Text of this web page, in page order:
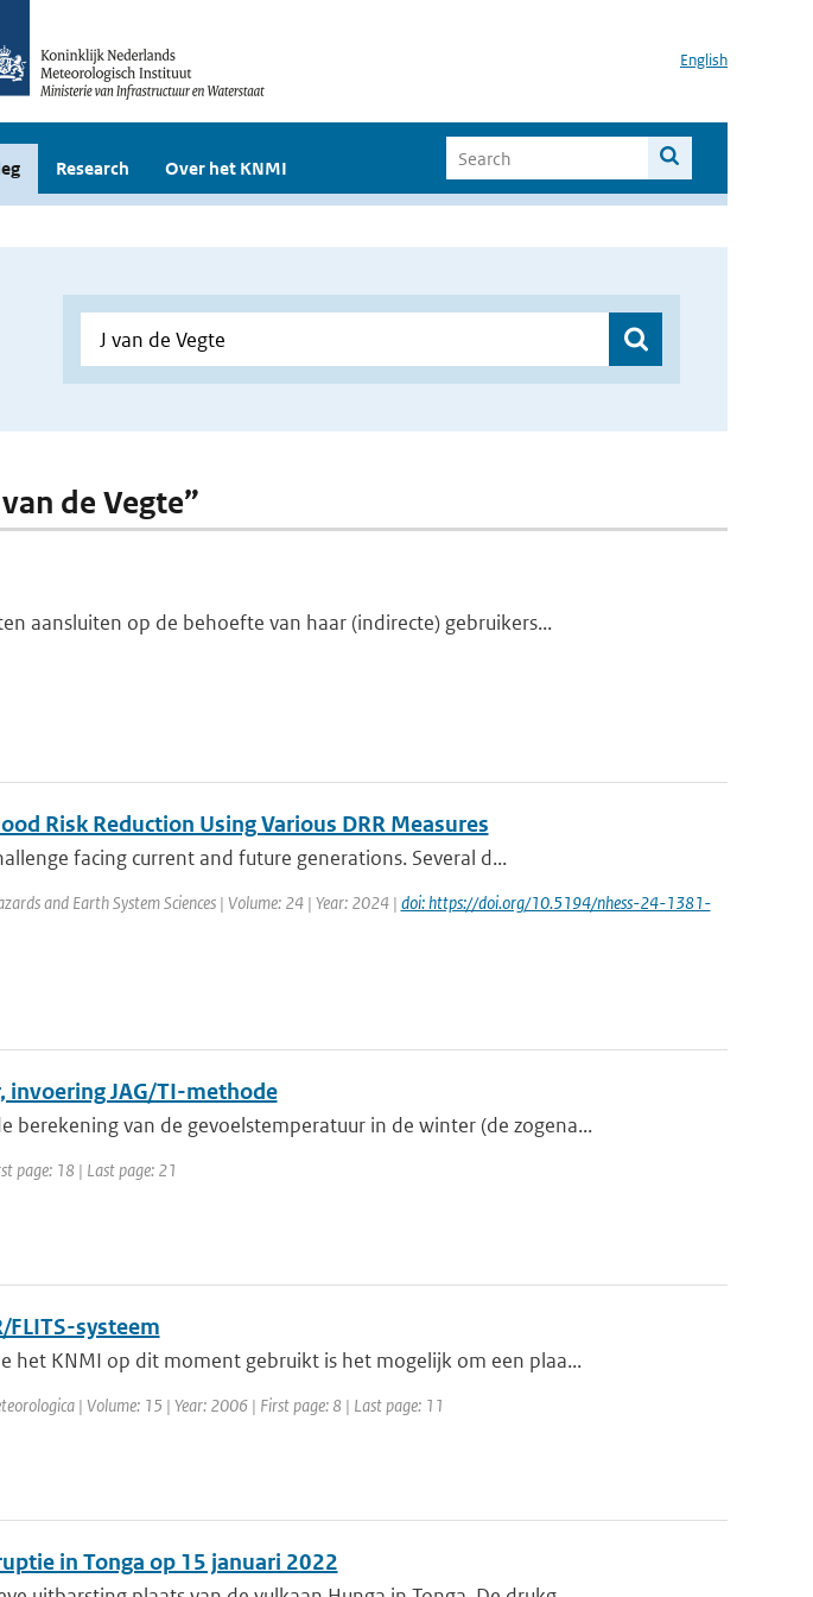
English
Research Over het KNMI
de Vegte”
aansluiten op de behoefte van haar (indirecte) gebruikers...
Risk Reduction Using Various DRR Measures
facing current and future generations. Several d...
and Earth System Sciences | Volume: 24 | Year: 2024 | doi: https://doi.org/10.5194/nhess-24-1381-
invoering JAG/TI-methode
berekening van de gevoelstemperatuur in de winter (de zogena...
page: 18 | Last page: 21
systeem
het KNMI op dit moment gebruikt is het mogelijk om een plaa...
| Volume: 15 | Year: 2006 | First page: 8 | Last page: 11
in Tonga op 15 januari 2022